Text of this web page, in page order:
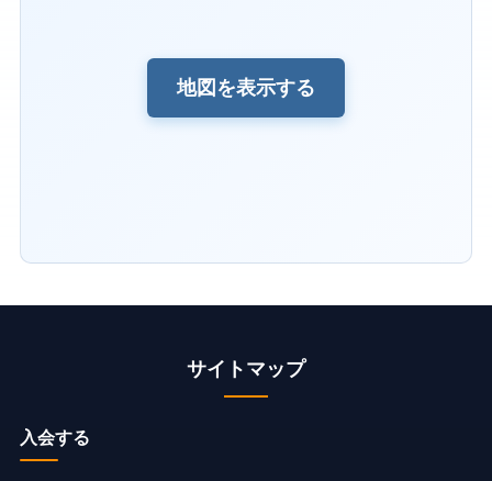
地図を表示する
サイトマップ
入会する